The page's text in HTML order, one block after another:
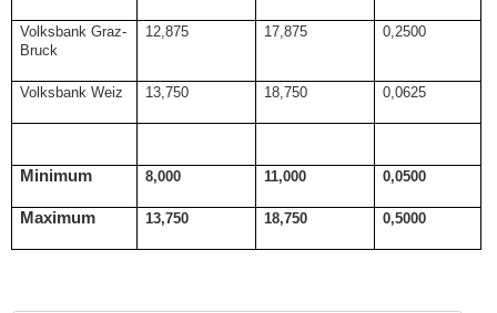
Volksbank Graz-
Bruck
12,875 17,875 0,2500
Volksbank Weiz 13,750 18,750 0,0625
Minimum 8,000 11,000 0,0500
Maximum 13,750 18,750 0,5000